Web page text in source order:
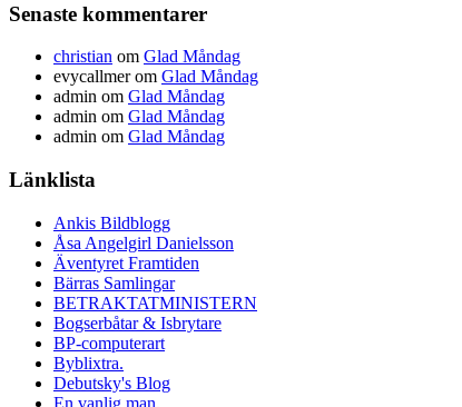
Senaste kommentarer
christian om Glad Måndag
evycallmerom Glad Måndag
admin om Glad Måndag
admin om Glad Måndag
admin om Glad Måndag
Länklista
Ankis Bildblogg
Åsa Angelgirl Danielsson
Äventyret Framtiden
Bärras Samlingar
BETRAKTATMINISTERN
Bogserbåtar & Isbrytare
BP-computerart
Byblixtra.
Debutsky's Blog
En vanlig man.